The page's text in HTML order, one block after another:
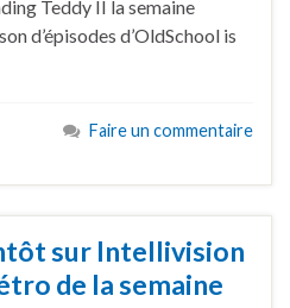
Teddy II la semaine
d’épisodes d’OldSchool is
Faire un commentaire
sur Intellivision
de la semaine